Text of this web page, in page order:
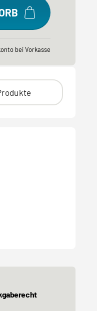
bei Vorkasse